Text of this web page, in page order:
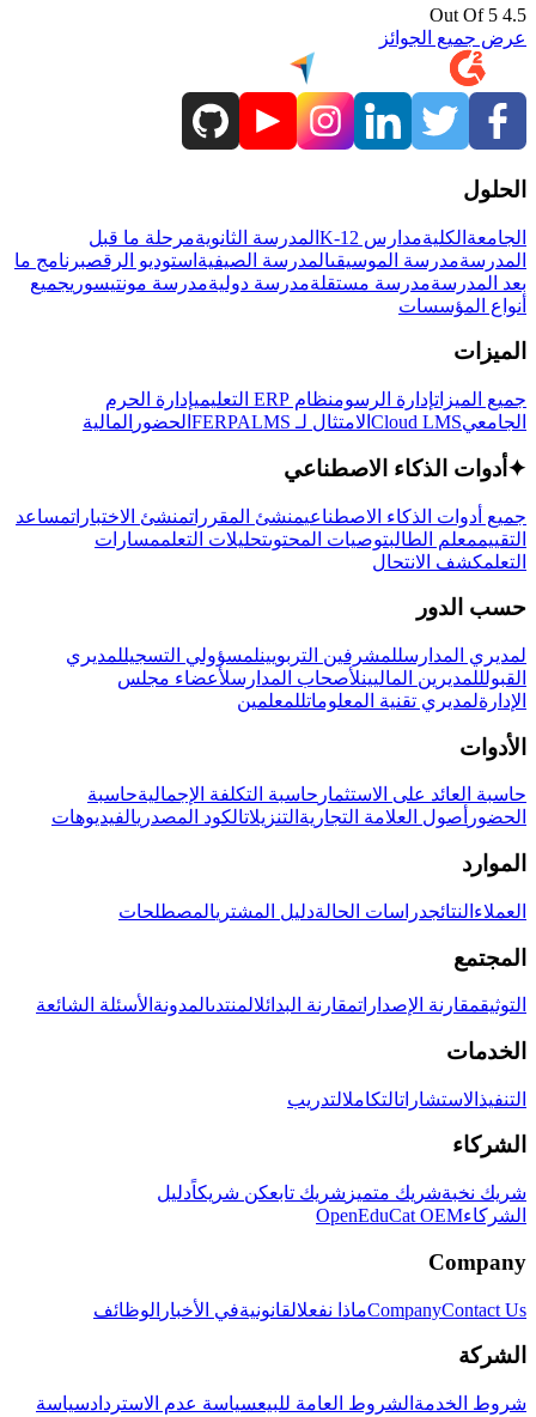
4.5 Out Of 5
عرض جميع الجوائز
الحلول
الجامعة الكليةمدارس K-12 المدرسة الثانويةمرحلة ما قبل
المدرسةمدرسة الموسيقىالمدرسة الصيفية استوديو الرقصبرنامج ما
بعد المدرسةمدرسة مستقلةمدرسة دوليةمدرسة مونتيسوريجميع
أنواع المؤسسات
الميزات
جميع الميزاتإدارة الرسومنظام ERP التعليمي
إدارة الحرم
الجامعيCloud LMS الامتثال لـ FERPA LMS الحضور المالية
✦ أدوات الذكاء الاصطناعي
جميع أدوات الذكاء الاصطناعيمنشئ المقرراتمنشئ الاختباراتمساعد
التقييممعلم الطالبتوصيات المحتوىتحليلات التعلممسارات
التعلمكشف الانتحال
حسب الدور
لمديري المدارسللمشرفين التربويينلمسؤولي التسجيللمديري
القبولللمديرين الماليينلأصحاب المدارسلأعضاء مجلس
الإدارةلمديري تقنية المعلوماتللمعلمين
الأدوات
حاسبة العائد على الاستثمار حاسبة التكلفة الإجماليةحاسبة
الحضور أصول العلامة التجارية التنزيلاتالكود المصدريالفيديوهات
الموارد
العملاء النتائجدراسات الحالةدليل المشتريالمصطلحات
المجتمع
التوثيقمقارنة الإصداراتمقارنة البدائلالمنتدىالمدونة الأسئلة الشائعة
الخدمات
التنفيذ الاستشاراتالتكاملالتدريب
الشركاء
شريك نخبةشريك متميز شريك تابعكن شريكاًدليل
الشركاءOpenEduCat OEM
Company
CompanyContact Us ماذا نفعلالقانونيةفي الأخبار الوظائف
الشركة
شروط الخدمة الشروط العامة للبيعسياسة عدم الاستردادسياسة